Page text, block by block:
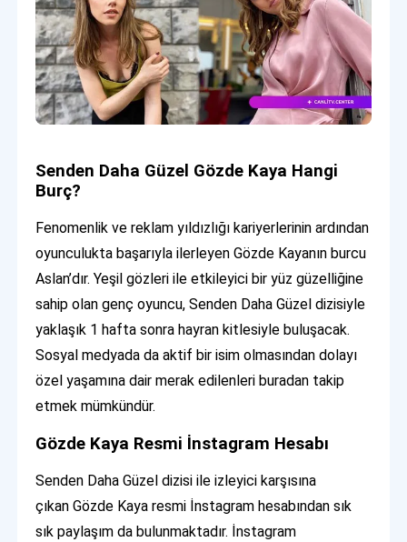
Senden Daha Güzel Gözde Kaya Hangi
Burç?
Fenomenlik ve reklam yıldızlığı kariyerlerinin ardından
oyunculukta başarıyla ilerleyen Gözde Kayanın burcu
Aslan’dır. Yeşil gözleri ile etkileyici bir yüz güzelliğine
sahip olan genç oyuncu, Senden Daha Güzel dizisiyle
yaklaşık 1 hafta sonra hayran kitlesiyle buluşacak.
Sosyal medyada da aktif bir isim olmasından dolayı
özel yaşamına dair merak edilenleri buradan takip
etmek mümkündür.
Gözde Kaya Resmi İnstagram Hesabı
Senden Daha Güzel dizisi ile izleyici karşısına
çıkan Gözde Kaya resmi İnstagram hesabından sık
sık paylaşım da bulunmaktadır. İnstagram